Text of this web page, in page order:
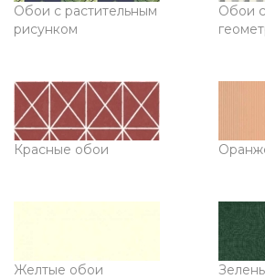
Обои с растительным
рисунком
Обои
Красные обои
Желтые обои